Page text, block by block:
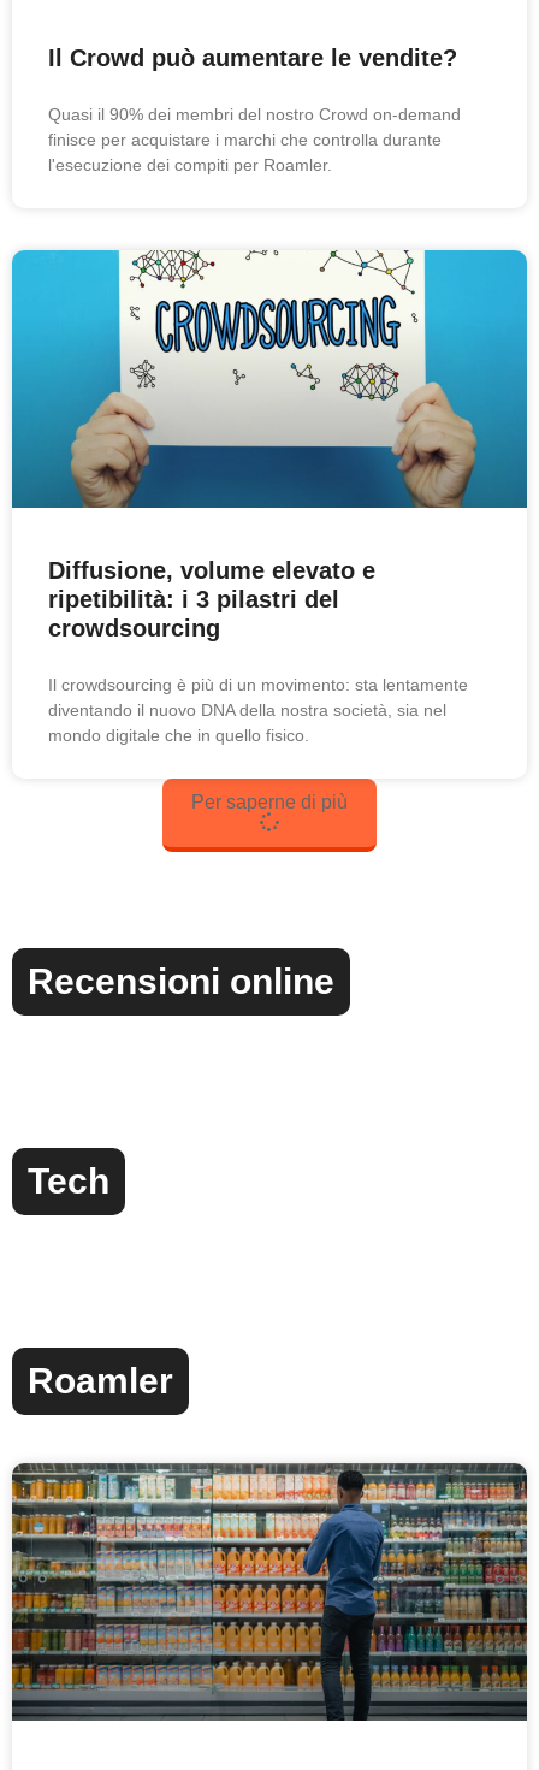
Il Crowd può aumentare le vendite?
Quasi il 90% dei membri del nostro Crowd on-demand
finisce per acquistare i marchi che controlla durante
l'esecuzione dei compiti per Roamler.
Diffusione, volume elevato e
ripetibilità: i 3 pilastri del
crowdsourcing
Il crowdsourcing è più di un movimento: sta lentamente
diventando il nuovo DNA della nostra società, sia nel
mondo digitale che in quello fisico.
Per saperne di più
Recensioni online
Tech
Roamler